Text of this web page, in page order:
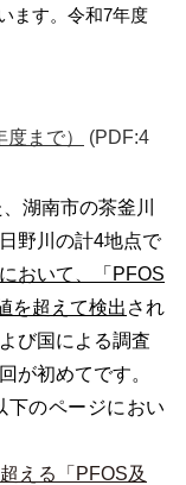
ます。令和7年度
まで）
(PDF:4
湖南市の茶釜川
野川の計4地点で
おいて、「PFOS
を超えて検出 され
び国による調査
が初めてです。
下のページにおい
える「PFOS及